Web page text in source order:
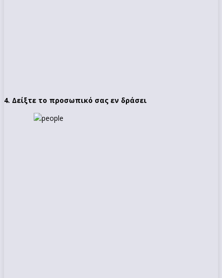
4. Δείξτε το προσωπικό σας εν δράσει